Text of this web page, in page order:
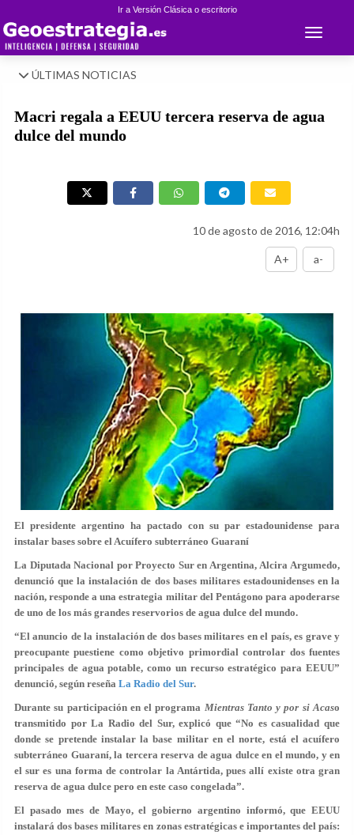
Ir a Versión Clásica o escritorio
Toggle
ÚLTIMAS NOTICIAS
Macri regala a EEUU tercera reserva de agua
dulce del mundo
10 de agosto de 2016, 12:04h
A+ a-
El presidente argentino ha pactado con su par estadounidense para
instalar bases sobre el Acuífero subterráneo Guaraní
La Diputada Nacional por Proyecto Sur en Argentina,Alcira Argumedo,
denunció que la instalación de dos bases militares estadounidenses en la
nación,responde a una estrategia militar del Pentágono para apoderarse
de uno de los más grandes reservorios de agua dulce del mundo.
“El anuncio de la instalación de dos bases militares en el país, es grave y
preocupante puestiene como objetivo primordial controlar dos fuentes
principales de agua potable, como un recurso estratégico para EEUU”
denunció, según reseña La Radio del Sur.
Durante su participación en el programa Mientras Tanto y por si Acaso
transmitido por La Radio del Sur, explicó que “No es casualidad que
donde se pretende instalar la base militar en el norte, está el acuífero
subterráneo Guaraní, la tercera reserva de agua dulce en el mundo, y en
el sur es una forma de controlar la Antártida, pues allí existe otra gran
reserva de agua dulce pero en este caso congelada”.
El pasado mes de Mayo, el gobierno argentino informó, que EEUU
instalará dos bases militares en zonas estratégicas e importantes del país: